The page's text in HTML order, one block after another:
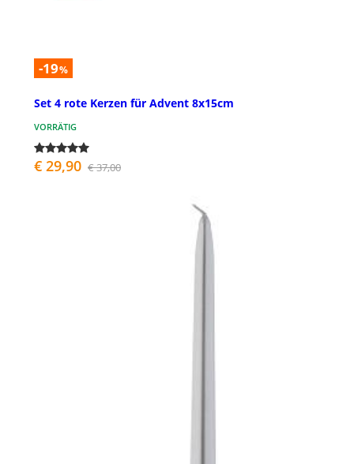
-19%
Set 4 rote Kerzen für Advent 8x15cm
VORRÄTIG
€ 29,90 € 37,00